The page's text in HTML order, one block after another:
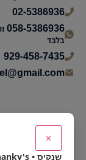
02-5386936
058-5386936
בלבד
929-458-7435
×
שנקיס • Shanky's